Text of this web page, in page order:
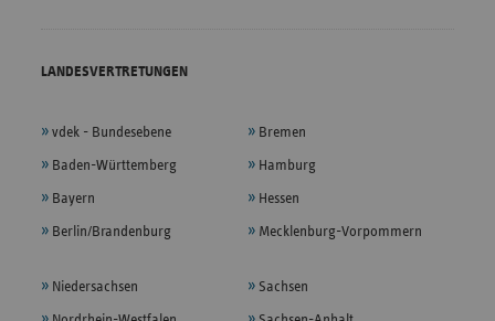
LANDESVERTRETUNGEN
vdek - Bundesebene
Baden-Württemberg
Bayern
Berlin/Brandenburg
Bremen
Hamburg
Hessen
Mecklenburg-Vorpommern
Niedersachsen Sachsen